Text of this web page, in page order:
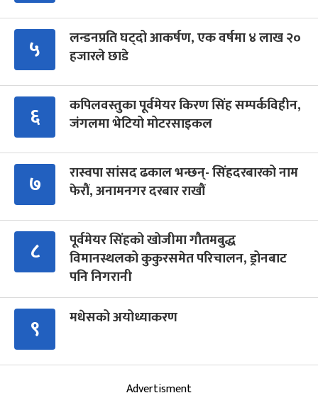
५
लन्डनप्रति घट्दो आकर्षण, एक वर्षमा ४ लाख २०
हजारले छाडे
६
कपिलवस्तुका पूर्वमेयर किरण सिंह सम्पर्कविहीन,
जंगलमा भेटियो मोटरसाइकल
७
रास्वपा सांसद ढकाल भन्छन्- सिंहदरबारको नाम
फेरौं, अनामनगर दरबार राखौं
८
पूर्वमेयर सिंहको खोजीमा गौतमबुद्ध
विमानस्थलको कुकुरसमेत परिचालन, ड्रोनबाट
पनि निगरानी
९ मधेसको अयोध्याकरण
Advertisment